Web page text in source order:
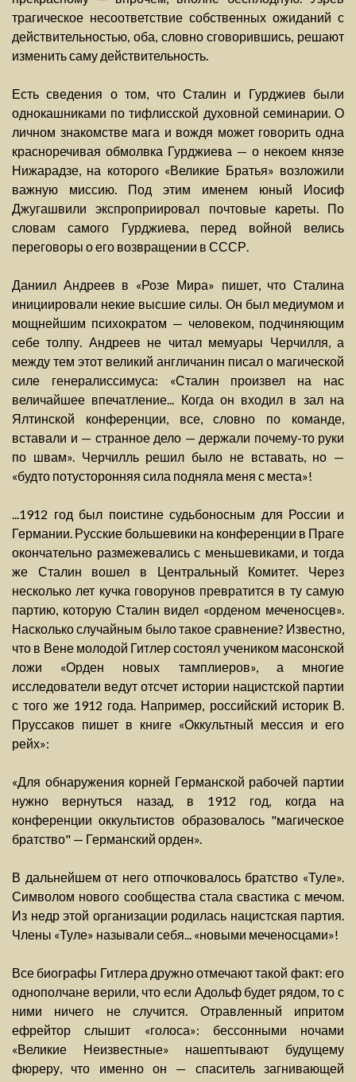
трагическое несоответствие собственных ожиданий с
действительностью, оба, словно сговорившись, решают
изменить саму действительность.
Есть сведения о том, что Сталин и Гурджиев были
однокашниками по тифлисской духовной семинарии. О
личном знакомстве мага и вождя может говорить одна
красноречивая обмолвка Гурджиева — о некоем князе
Нижарадзе, на которого «Великие Братья» возложили
важную миссию. Под этим именем юный Иосиф
Джугашвили экспроприировал почтовые кареты. По
словам самого Гурджиева, перед войной велись
переговоры о его возвращении в СССР.
Даниил Андреев в «Розе Мира» пишет, что Сталина
инициировали некие высшие силы. Он был медиумом и
мощнейшим психократом — человеком, подчиняющим
себе толпу. Андреев не читал мемуары Черчилля, а
между тем этот великий англичанин писал о магической
силе генералиссимуса: «Сталин произвел на нас
величайшее впечатление... Когда он входил в зал на
Ялтинской конференции, все, словно по команде,
вставали и — странное дело — держали почему-то руки
по швам». Черчилль решил было не вставать, но —
«будто потусторонняя сила подняла меня с места»!
...1912 год был поистине судьбоносным для России и
Германии. Русские большевики на конференции в Праге
окончательно размежевались с меньшевиками, и тогда
же Сталин вошел в Центральный Комитет. Через
несколько лет кучка говорунов превратится в ту самую
партию, которую Сталин видел «орденом меченосцев».
Насколько случайным было такое сравнение? Известно,
что в Вене молодой Гитлер состоял учеником масонской
ложи «Орден новых тамплиеров», а многие
исследователи ведут отсчет истории нацистской партии
с того же 1912 года. Например, российский историк В.
Пруссаков пишет в книге «Оккультный мессия и его
рейх»:
«Для обнаружения корней Германской рабочей партии
нужно вернуться назад, в 1912 год, когда на
конференции оккультистов образовалось "магическое
братство" — Германский орден».
В дальнейшем от него отпочковалось братство «Туле».
Символом нового сообщества стала свастика с мечом.
Из недр этой организации родилась нацистская партия.
Члены «Туле» называли себя... «новыми меченосцами»!
Все биографы Гитлера дружно отмечают такой факт: его
однополчане верили, что если Адольф будет рядом, то с
ними ничего не случится. Отравленный ипритом
ефрейтор слышит «голоса»: бессонными ночами
«Великие Неизвестные» нашептывают будущему
фюреру, что именно он — спаситель загнивающей